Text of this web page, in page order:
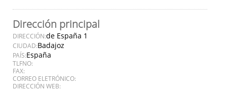
Dirección principal
DIRECCIÓN:de España 1
CIUDAD:Badajoz
PAÍS:España
TLFNO:
FAX:
CORREO ELETRÓNICO:
DIRECCIÓN WEB: